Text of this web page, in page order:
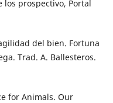
los prospectivo, Portal
del bien. Fortuna
Trad. A. Ballesteros.
for Animals. Our